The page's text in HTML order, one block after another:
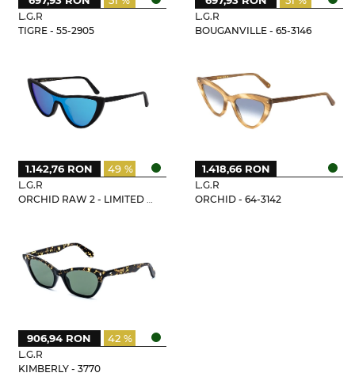
L.G.R
TIGRE - 55-2905
L.G.R
BOUGANVILLE - 65-3146
L.G.R
ORCHID RAW 2 - LIMITED EDITION
49 %
1.142,76 RON
L.G.R
ORCHID - 64-3142
1.418,66 RON
L.G.R
KIMBERLY - 3770
42 %
906,94 RON